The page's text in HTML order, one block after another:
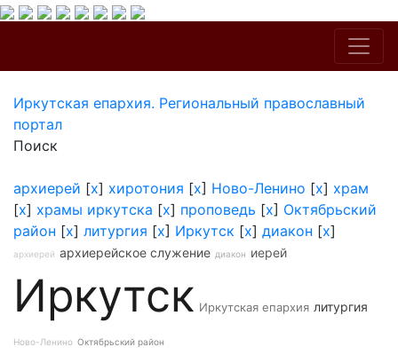
Иркутская епархия. Региональный православный
портал
Поиск
архиерей [x] хиротония [x] Ново-Ленино [x] храм
[x] храмы иркутска [x] проповедь [x] Октябрьский
район [x] литургия [x] Иркутск [x] диакон [x]
архиерей архиерейское служение диакон иерей
Иркутск Иркутская епархия литургия
Ново-Ленино Октябрьский район